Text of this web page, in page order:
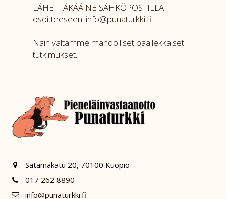
LÄHETTÄKÄÄ NE SÄHKÖPOSTILLA
osoitteeseen: info@punaturkki.fi
Näin vältämme mahdolliset päällekkäiset
tutkimukset.
Satamakatu 20, 70100 Kuopio
017 262 8890
info@punaturkki.fi